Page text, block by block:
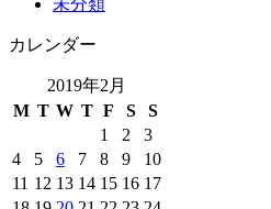
未分類
カレンダー
2019年2月
M T W T F S
S
1
2
3
4
5 6 7 8 9
10
11 12 13 14 15 16 17